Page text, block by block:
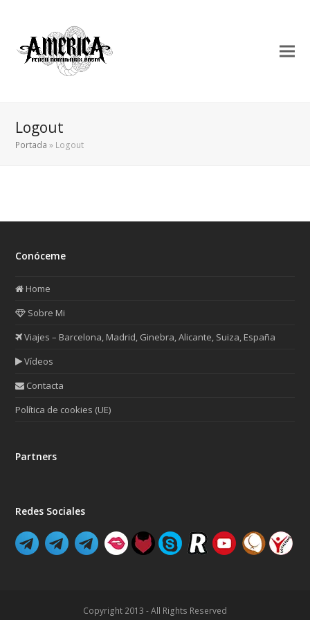
Logout
Portada » Logout
Conóceme
Home
Sobre Mi
Viajes – Barcelona, Madrid, Ginebra, Alicante, Suiza, España
Vídeos
Contacta
Política de cookies (UE)
Partners
Redes Sociales
Copyright 2013 - All Rights Reserved